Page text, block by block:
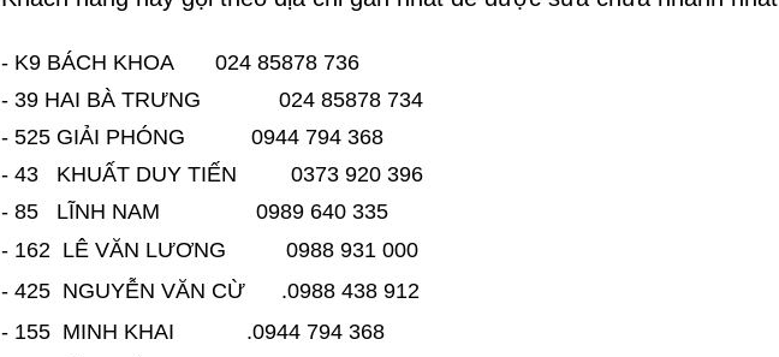
- K9 BÁCH KHOA 024 85878 736
- 39 HAI BÀ TRƯNG 024 85878 734
- 525 GIẢI PHÓNG 0944 794 368
- 43 KHUẤT DUY TIẾN 0373 920 396
- 85 LĨNH NAM 0989 640 335
- 162 LÊ VĂN LƯƠNG 0988 931 000
- 425 NGUYỄN VĂN CỪ .0988 438 912
- 155 MINH KHAI .0944 794 368